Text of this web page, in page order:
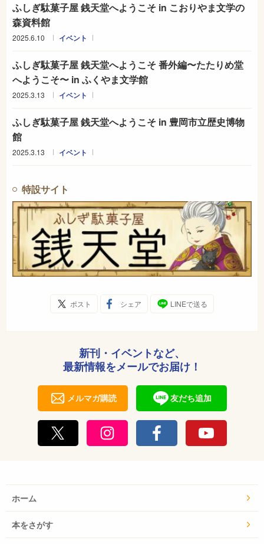
ふしぎ駄菓子屋 銭天堂へようこそ in こおりやま文学の
森資料館
2025.6.10 イベント
ふしぎ駄菓子屋 銭天堂へようこそ 番外編〜たたりめ堂
へようこそ〜 in ふくやま文学館
2025.3.13 イベント
ふしぎ駄菓子屋 銭天堂へようこそ in 豊岡市立歴史博物
館
2025.3.13 イベント
特設サイト
ポスト シェア LINEで送る
新刊・イベントなど、
最新情報をメールでお届け！
メルマガ購読 友だち追加
ホーム
本をさがす